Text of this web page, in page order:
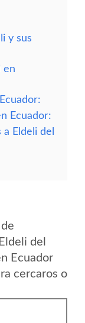
y sus
en
Ecuador:
Eldeli del
del
Ecuador
cercaros o